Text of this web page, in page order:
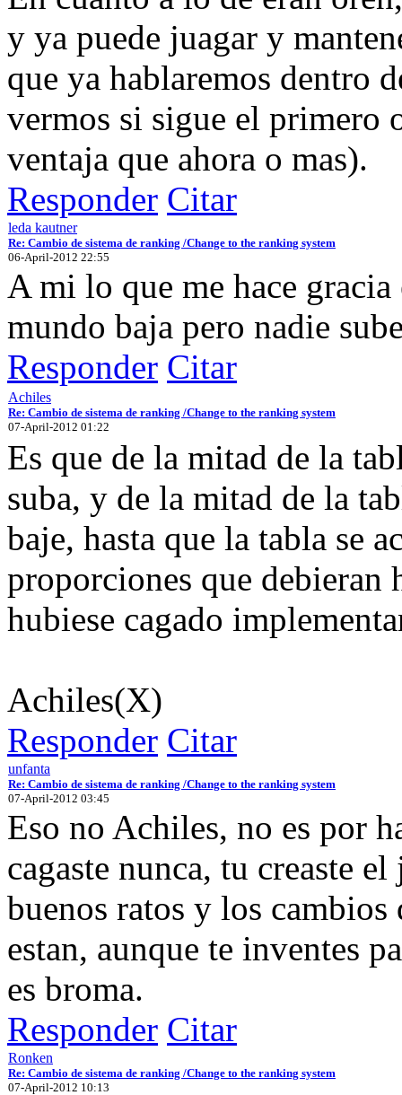
y ya puede juagar y
que ya hablaremos dentro
vermos si sigue el primero
ventaja que ahora o mas).
Responder Citar
leda kautner
Re: Cambio de sistema de ranking /Change to the ranking system
06-April-2012 22:55
A mi lo que me hace
mundo baja pero nadie
Responder Citar
Achiles
Re: Cambio de sistema de ranking /Change to the ranking system
07-April-2012 01:22
Es que de la mitad de la
suba, y de la mitad de la
baje, hasta que la tabla se
proporciones que debieran
hubiese cagado
Achiles(X)
Responder Citar
unfanta
Re: Cambio de sistema de ranking /Change to the ranking system
07-April-2012 03:45
Eso no Achiles, no es por
cagaste nunca, tu creaste
buenos ratos y los cambios
estan, aunque te inventes
es broma.
Responder Citar
Ronken
Re: Cambio de sistema de ranking /Change to the ranking system
07-April-2012 10:13